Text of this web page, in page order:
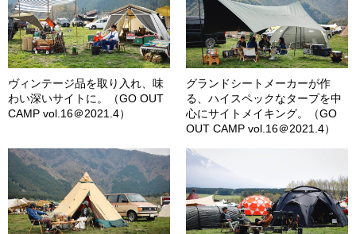
ヴィンテージ品を取り入れ、味
わい深いサイトに。（GO OUT
CAMP vol.16＠2021.4）
グランドシートメーカーが作
る、ハイスペックなタープを中
心にサイトメイキング。（GO
OUT CAMP vol.16＠2021.4）